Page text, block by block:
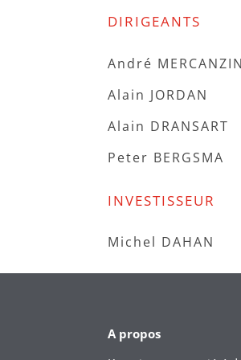
DIRIGEANTS
André
Alain JORDAN
Alain DRANSART
Peter BERGSMA
INVESTISSEUR
Michel DAHAN
A propos